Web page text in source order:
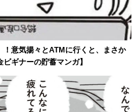
！意気揚々とATMに行くと、まさか
ギナーの貯蓄マンガ】